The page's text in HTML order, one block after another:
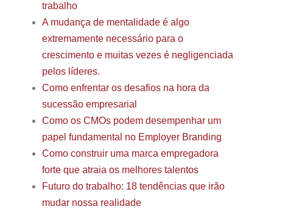
trabalho
A mudança de mentalidade é algo
extremamente necessário para o
crescimento e muitas vezes é negligenciada
pelos líderes.
Como enfrentar os desafios na hora da
sucessão empresarial
Como os CMOs podem desempenhar um
papel fundamental no Employer Branding
Como construir uma marca empregadora
forte que atraia os melhores talentos
Futuro do trabalho: 18 tendências que irão
mudar nossa realidade